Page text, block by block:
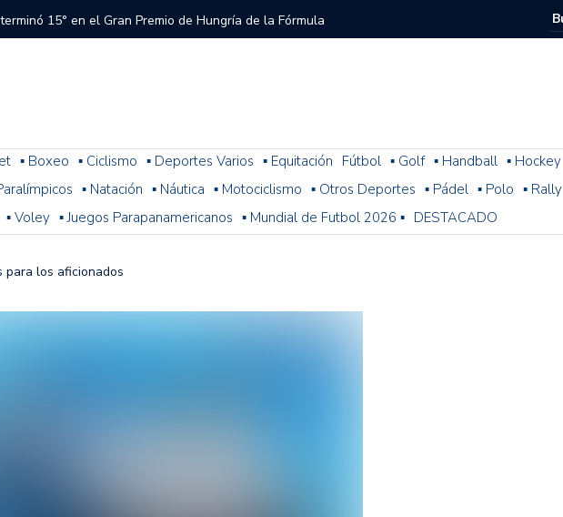
15° en el Gran Premio de Hungría de la Fórmula
a River que el árbitro y el VAR no cobraron en el
del Torneo del Interior Copa Zurich
resultados, posiciones y cómo sigue la fecha 1
problemas y terminó 14° la última práctica para el
▪ Boxeo ▪ Ciclismo ▪ Deportes Varios ▪ Equitación Fútbol ▪ Golf ▪ Handball ▪ Hockey
▪ Natación ▪ Náutica ▪ Motociclismo ▪ Otros Deportes ▪ Pádel ▪ Polo ▪ Rally
▪ Voley ▪ Juegos Parapanamericanos ▪ Mundial de Futbol 2026 ▪ DESTACADO
para los aficionados